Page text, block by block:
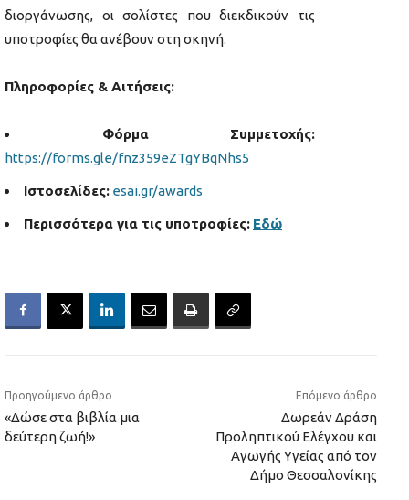
διοργάνωσης, οι σολίστες που διεκδικούν τις
υποτροφίες θα ανέβουν στη σκηνή.
Πληροφορίες & Αιτήσεις:
Φόρμα Συμμετοχής:
https://forms.gle/fnz359eZTgYBqNhs5
Ιστοσελίδες: esai.gr/awards
Περισσότερα για τις υποτροφίες: Εδώ
Προηγούμενο άρθρο
«Δώσε στα βιβλία μια
δεύτερη ζωή!»
Επόμενο άρθρο
Δωρεάν Δράση
Προληπτικού Ελέγχου και
Αγωγής Υγείας από τον
Δήμο Θεσσαλονίκης